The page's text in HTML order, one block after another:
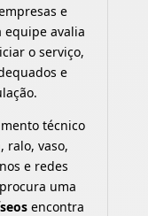
e
equipe avalia
o serviço,
e
técnico
ralo, vaso,
e redes
uma
encontra